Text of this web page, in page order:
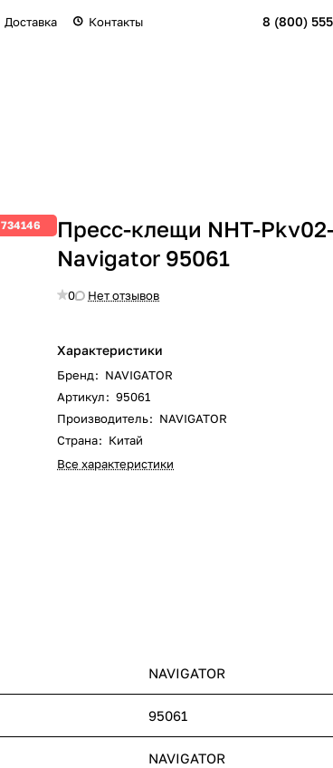
Доставка Контакты 8 (800)
734146
Пресс-клещи NHT-
Navigator 95061
0 Нет отзывов
Характеристики
Бренд: NAVIGATOR
Артикул: 95061
Производитель: NAVIGATOR
Страна: Китай
Все характеристики
NAVIGATOR
95061
NAVIGATOR